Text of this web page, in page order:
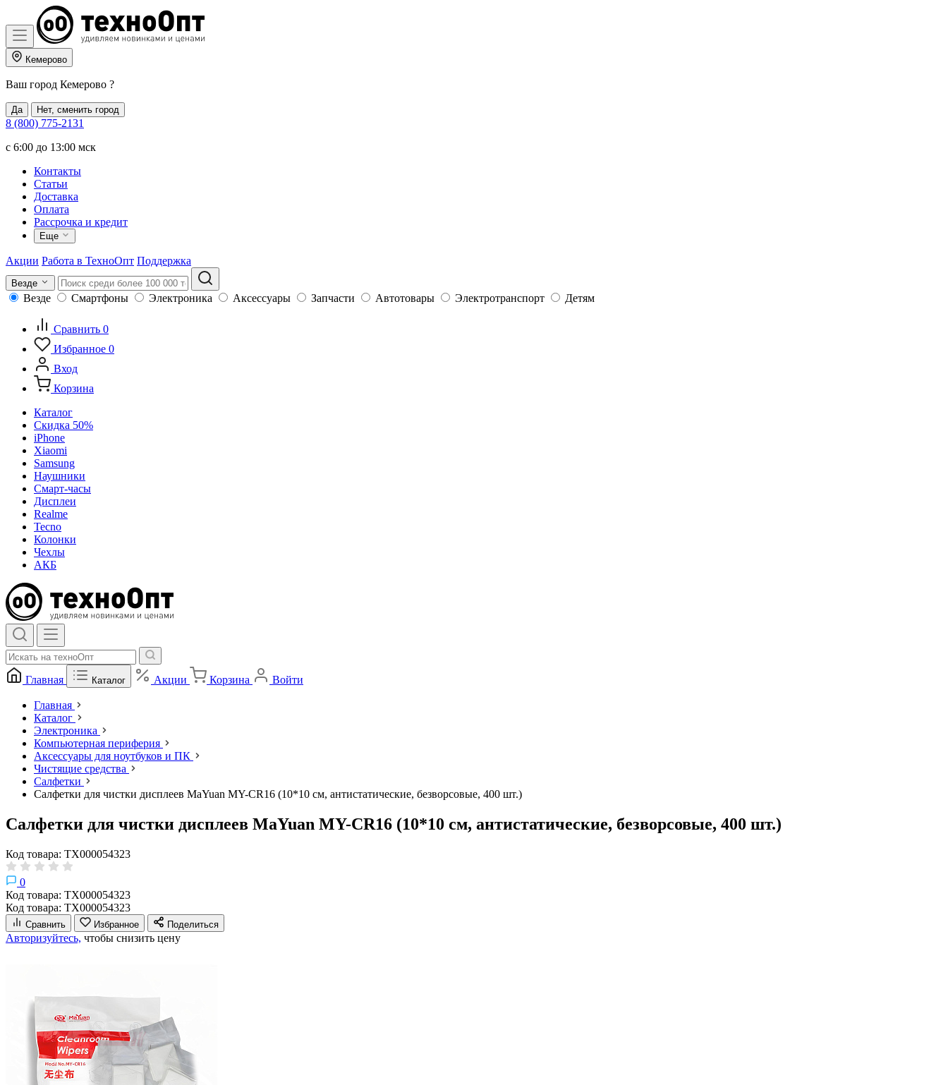
Кемерово
Ваш город Кемерово ?
Да Нет, сменить город
8 (800) 775-2131
c 6:00 до 13:00 мск
Контакты
Статьи
Доставка
Оплата
Рассрочка и кредит
Еще
Акции Работа в ТехноОпт Поддержка
Везде
Везде Смартфоны Электроника Аксессуары Запчасти Автотовары Электротранспорт Детям
Сравнить 0
Избранное 0
Вход
Корзина
Каталог
Скидка 50%
iPhone
Xiaomi
Samsung
Наушники
Смарт-часы
Дисплеи
Realme
Tecno
Колонки
Чехлы
АКБ
Главная Каталог Акции Корзина Войти
Главная
Каталог
Электроника
Компьютерная периферия
Аксессуары для ноутбуков и ПК
Чистящие средства
Салфетки
Салфетки для чистки дисплеев MaYuan MY-CR16 (10*10 см, антистатические, безворсовые, 400 шт.)
Салфетки для чистки дисплеев MaYuan MY-CR16 (10*10 см, антистатические, безворсовые, 400 шт.)
Код товара: ТХ000054323
0
Код товара: ТХ000054323
Код товара: ТХ000054323
Сравнить Избранное Поделиться
Авторизуйтесь, чтобы снизить цену